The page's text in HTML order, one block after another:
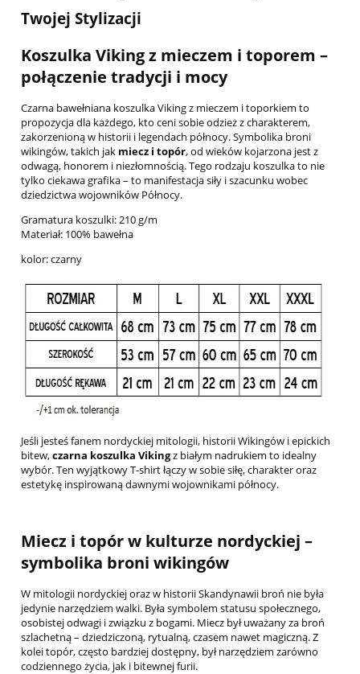
Twojej Stylizacji
Koszulka Viking z mieczem i toporem –
połączenie tradycji i mocy
Czarna bawełniana koszulka Viking z mieczem i toporkiem to
propozycja dla każdego, kto ceni sobie odzież z charakterem,
zakorzenioną w historii i legendach północy. Symbolika broni
wikingów, takich jak miecz i topór, od wieków kojarzona jest z
odwagą, honorem i niezłomnością. Tego rodzaju koszulka to nie
tylko ciekawa grafika – to manifestacja siły i szacunku wobec
dziedzictwa wojowników Północy.
Gramatura koszulki: 210 g/m
Materiał: 100% bawełna
kolor: czarny
Jeśli jesteś fanem nordyckiej mitologii, historii Wikingów i epickich
bitew,czarna koszulka Vikingz białym nadrukiem to idealny
wybór. Ten wyjątkowy T-shirt łączy w sobie siłę, charakter oraz
estetykę inspirowaną dawnymi wojownikami północy.
Miecz i topór w kulturze nordyckiej –
symbolika broni wikingów
W mitologii nordyckiej oraz w historii Skandynawii broń nie była
jedynie narzędziem walki. Była symbolem statusu społecznego,
osobistej odwagi i związku z bogami. Miecz był uważany za broń
szlachetną – dziedziczoną, rytualną, czasem nawet magiczną. Z
kolei topór, często bardziej dostępny, był narzędziem zarówno
codziennego życia, jak i bitewnej furii.